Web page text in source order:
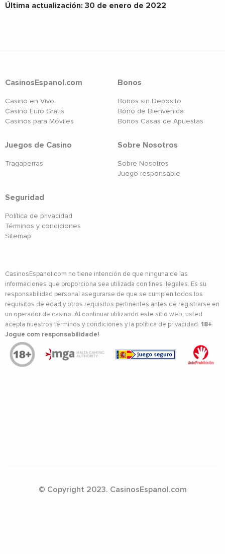
Última actualización: 30 de enero de 2022
CasinosEspanol.com
Casino en Vivo
Casino Euro Gratis
Casinos para Móviles
Bonos
Bonos sin Deposito
Bono de Bienvenida
Bonos Casas de Apuestas
Juegos de Casino
Tragaperras
Sobre Nosotros
Sobre Nosotros
Juego responsable
Seguridad
Política de privacidad
Términos y condiciones
Sitemap
CasinosEspanol.com no tiene intención de que ninguna de las
informaciones que proporciona sea utilizada con fines ilegales. Es su
responsabilidad personal asegurarse de que se cumplen todos los
requisitos de edad y otros requisitos pertinentes antes de registrarse en
un operador de casino. Al continuar utilizando este sitio web, usted
acepta nuestros términos y condiciones y la política de privacidad. 18+
Jogue com responsabilidade!
© Copyright 2023. CasinosEspanol.com